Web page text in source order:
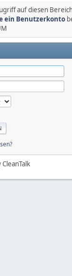
auf diesen
ein Benutzerkonto